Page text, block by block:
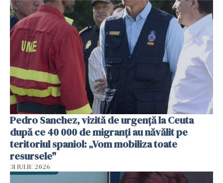
Pedro Sanchez, vizită de urgență la Ceuta
după ce 40 000 de migranți au năvălit pe
teritoriul spaniol: „Vom mobiliza toate
resursele"
31 IULIE 2026